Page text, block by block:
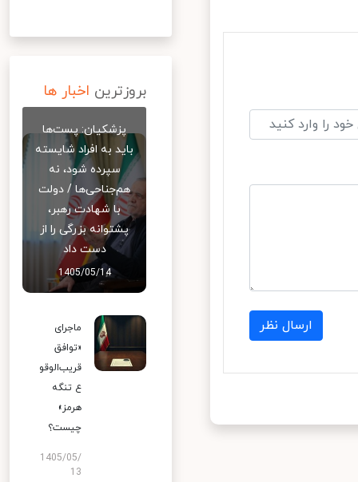
ارسال نظر
بروزترین اخبار ها
پزشکیان: پست‌ها
باید به افراد شایسته
سپرده شود، نه
هم‌جناحی‌ها / دولت
با شهادت رهبر،
پشتوانه بزرگی را از
دست داد
1405/05/14
ماجرای
«توافق
قریب‌الوقو
ع تنگه
هرمز»
چیست؟
1405/05/
13